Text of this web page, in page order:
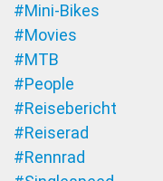
#Mini-Bikes
#Movies
#MTB
#People
#Reisebericht
#Reiserad
#Rennrad